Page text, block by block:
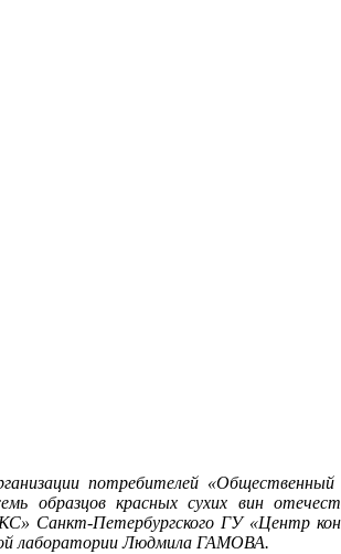
потребителей
образцов красных сухих вин
Санкт-Петербургского ГУ «Центр
лаборатории Людмила ГАМОВА.